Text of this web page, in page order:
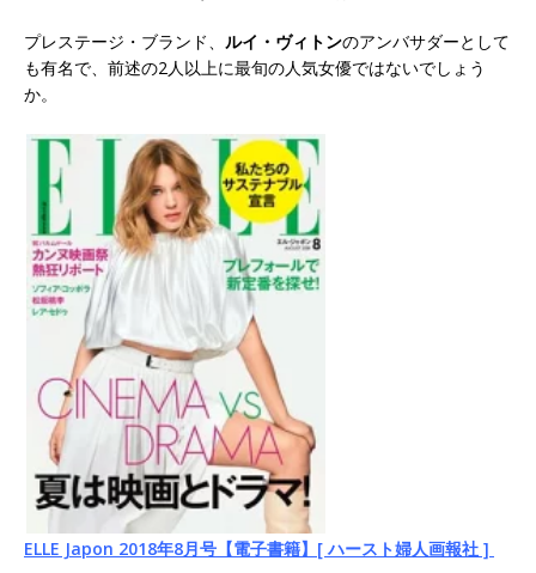
プレステージ・ブランド、 ルイ・ヴィトンのアンバサダーとして
も有名で、前述の2人以上に最旬の人気女優ではないでしょう
か。
ELLE Japon 2018年8月号【電子書籍】[ ハースト婦人画報社 ]